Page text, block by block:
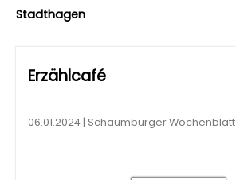
Stadthagen
Erzählcafé
06.01.2024 | Schaumburger Wochenblatt